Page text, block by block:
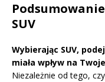
SUV
Wybierając SUV,
miała wpływ na
Niezależnie od tego,